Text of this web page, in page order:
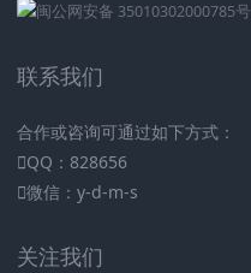
闽公网安备 35010302000785号
联系我们
合作或咨询可通过如下方式：
QQ：828656
微信：y-d-m-s
关注我们